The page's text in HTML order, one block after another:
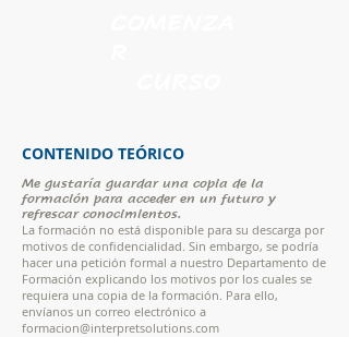
CONTENIDO TEÓRICO
Me gustaría guardar una copia de la
formación para acceder en un futuro y
refrescar conocimientos.
La formación no está disponible para su descarga por
motivos de confidencialidad. Sin embargo, se podría
hacer una petición formal a nuestro Departamento de
Formación explicando los motivos por los cuales se
requiera una copia de la formación. Para ello,
envíanos un correo electrónico a
formacion@interpretsolutions.com